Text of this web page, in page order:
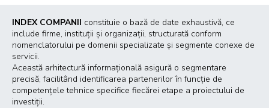
INDEX COMPANII constituie o bază de date exhaustivă, ce
include firme, instituții și organizații, structurată conform
nomenclatorului pe domenii specializate și segmente conexe de
servicii.
Această arhitectură informațională asigură o segmentare
precisă, facilitând identificarea partenerilor în funcție de
competențele tehnice specifice fiecărei etape a proiectului de
investiții.